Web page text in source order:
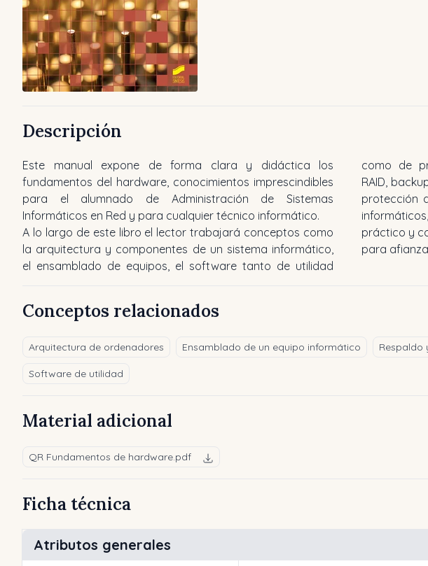
Descripción
Este manual expone de forma clara y didáctica los
fundamentos del hardware, conocimientos imprescindibles
para el alumnado de Administración de Sistemas
Informáticos en Red y para cualquier técnico informático.
A lo largo de este libro el lector trabajará conceptos como
la arquitectura y componentes de un sistema informático,
el ensamblado de equipos, el software tanto de utilidad
como de
RAID,
protección
práctico y con numerosos ejercicios propuestos y resueltos
para
Conceptos relacionados
Arquitectura de ordenadores Ensamblado de un equipo informático Respaldo
Software de utilidad
Material adicional
QR Fundamentos de hardware.pdf
Ficha técnica
Atributos generales